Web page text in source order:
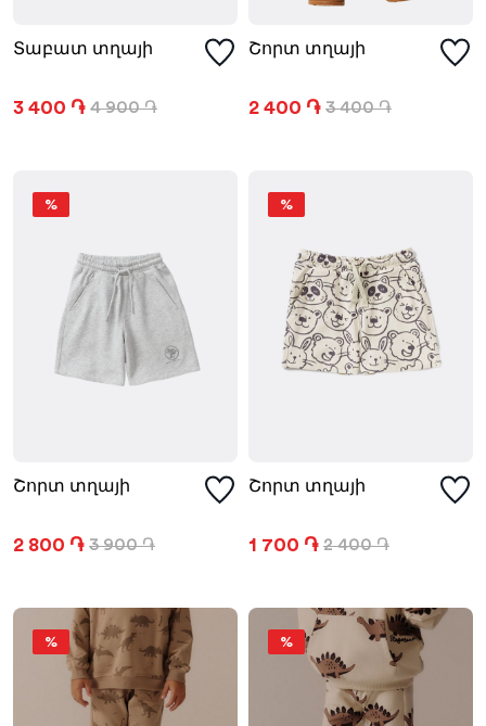
Տաբատ տղայի
3 400 ֏ 4 900 ֏
Շորտ տղայի
2 400 ֏ 3 400 ֏
%
Շորտ տղայի
2 800 ֏ 3 900 ֏
%
Շորտ տղայի
1 700 ֏ 2 400 ֏
% %